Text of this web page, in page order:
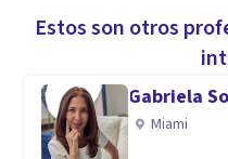
psicològica como un
labor en conjunto con el
autonomìa y confianza en
en la forma particular de
las propias fortalezas para
Estos son otros
Gabriela
Miami